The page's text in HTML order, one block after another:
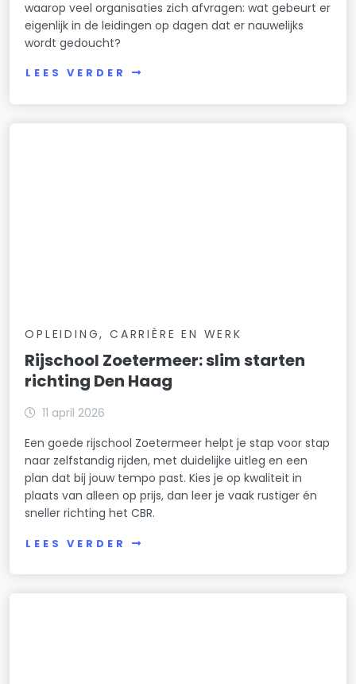
waarop veel organisaties zich afvragen: wat gebeurt er
eigenlijk in de leidingen op dagen dat er nauwelijks
wordt gedoucht?
LEES VERDER
OPLEIDING, CARRIÈRE EN WERK
Rijschool Zoetermeer: slim starten
richting Den Haag
11 april 2026
Een goede rijschool Zoetermeer helpt je stap voor stap
naar zelfstandig rijden, met duidelijke uitleg en een
plan dat bij jouw tempo past. Kies je op kwaliteit in
plaats van alleen op prijs, dan leer je vaak rustiger én
sneller richting het CBR.
LEES VERDER